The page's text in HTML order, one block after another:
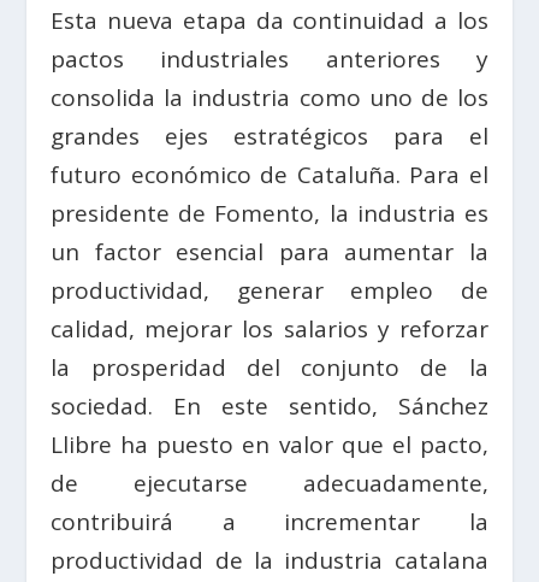
Esta nueva etapa da continuidad a los
pactos industriales anteriores y
consolida la industria como uno de los
grandes ejes estratégicos para el
futuro económico de Cataluña. Para el
presidente de Fomento, la industria es
un factor esencial para aumentar la
productividad, generar empleo de
calidad, mejorar los salarios y reforzar
la prosperidad del conjunto de la
sociedad. En este sentido, Sánchez
Llibre ha puesto en valor que el pacto,
de ejecutarse adecuadamente,
contribuirá a incrementar la
productividad de la industria catalana